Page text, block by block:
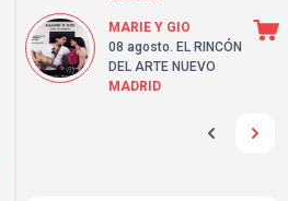
MARIE Y GIO
08 agosto. EL RINCÓN
DEL ARTE NUEVO
MADRID